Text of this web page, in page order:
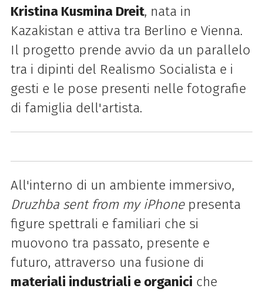
Kristina Kusmina Dreit, nata in
Kazakistan e attiva tra Berlino e Vienna.
Il progetto prende avvio da un parallelo
tra i dipinti del Realismo Socialista e i
gesti e le pose presenti nelle fotografie
di famiglia dell'artista.
All'interno di un ambiente immersivo,
Druzhba sent from my iPhonepresenta
figure spettrali e familiari che si
muovono tra passato, presente e
futuro, attraverso una fusione di
materiali industriali e organici che